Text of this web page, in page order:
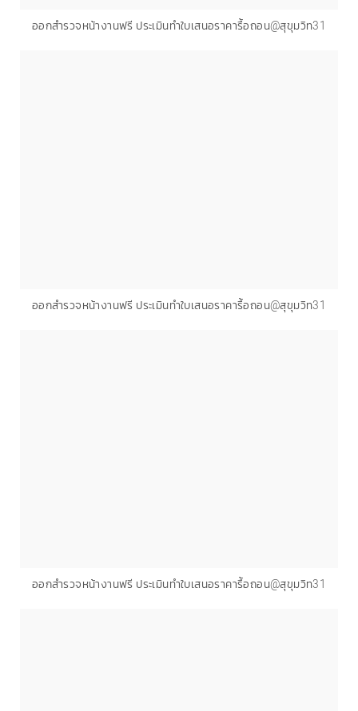
ออกสำรวจหน้างานฟรี ประเมินทำใบเสนอราคารื้อถอน@สุขุมวิท31
ออกสำรวจหน้างานฟรี ประเมินทำใบเสนอราคารื้อถอน@สุขุมวิท31
ออกสำรวจหน้างานฟรี ประเมินทำใบเสนอราคารื้อถอน@สุขุมวิท31